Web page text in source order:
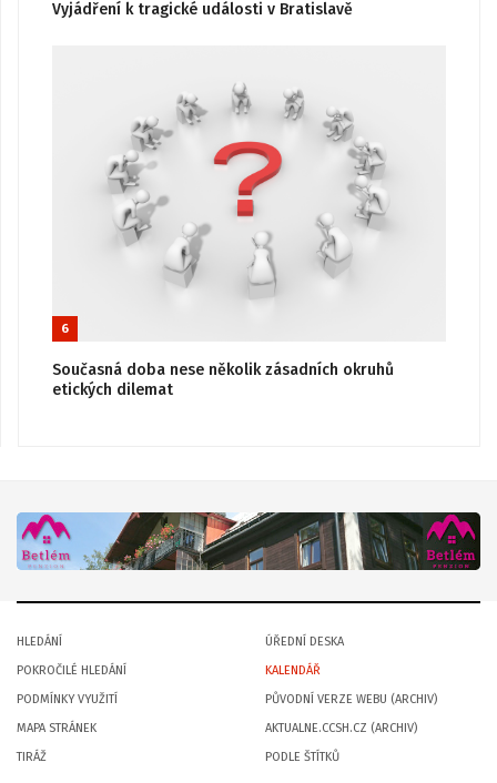
Vyjádření k tragické události v Bratislavě
6
Současná doba nese několik zásadních okruhů
etických dilemat
HLEDÁNÍ
POKROČILÉ HLEDÁNÍ
PODMÍNKY VYUŽITÍ
MAPA STRÁNEK
TIRÁŽ
ÚŘEDNÍ DESKA
KALENDÁŘ
PŮVODNÍ VERZE WEBU (ARCHIV)
AKTUALNE.CCSH.CZ (ARCHIV)
PODLE ŠTÍTKŮ